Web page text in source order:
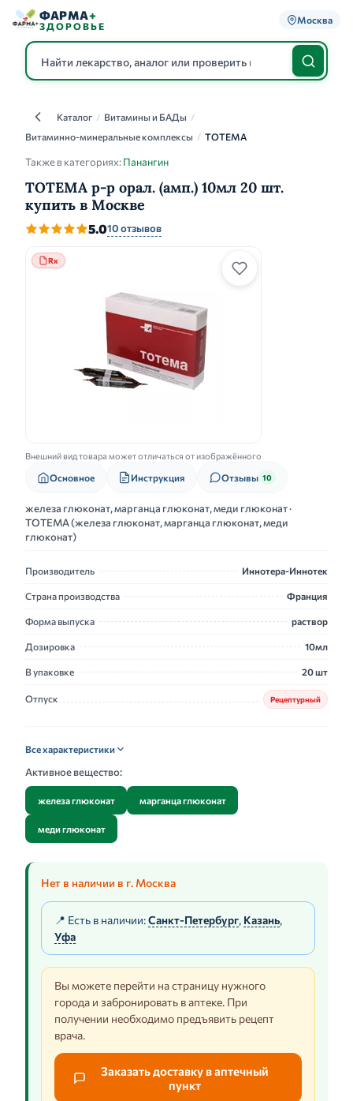
ФАРМА+
ЗДОРОВЬЕ
Москва
КаталогКаталог / Витамины и БАДы /
Витаминно-минеральные комплексы / ТОТЕМА
Также в категориях:Панангин
ТОТЕМА р-р орал. (амп.) 10мл 20 шт.
купить в Москве
5.010 отзывов
Rx
Внешний вид товара может отличаться от изображённого
Основное Инструкция Отзывы 10
железа глюконат, марганца глюконат, меди глюконат ·
ТОТЕМА (железа глюконат, марганца глюконат, меди
глюконат)
Производитель Иннотера-Иннотек
Страна производства Франция
Форма выпуска раствор
Дозировка 10мл
В упаковке 20 шт
Отпуск Рецептурный
Все характеристики
Активное вещество:
железа глюконат марганца глюконат
меди глюконат
Нет в наличии в г. Москва
📍 Есть в наличии:Санкт-Петербург, Казань,
Уфа
Вы можете перейти на страницу нужного
города и забронировать в аптеке. При
получении необходимо предъявить рецепт
врача.
Заказать доставку в аптечный
пункт